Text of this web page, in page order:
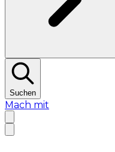
Suchen
Mach mit